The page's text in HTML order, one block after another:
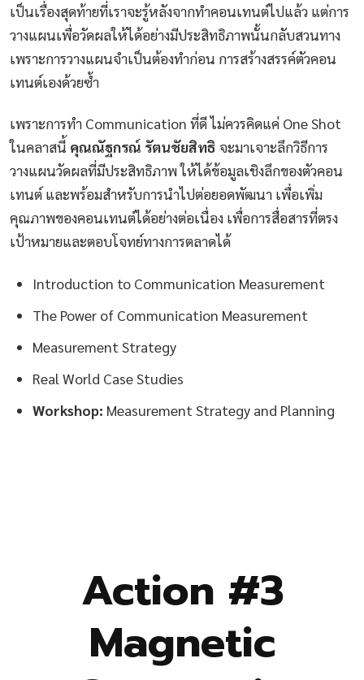
เป็นเรื่องสุดท้ายที่เราจะรู้หลังจากทำคอนเทนต์ไปแล้ว แต่การ
วางแผนเพื่อวัดผลให้ได้อย่างมีประสิทธิภาพนั้นกลับสวนทาง
เพราะการวางแผนจำเป็นต้องทำก่อน การสร้างสรรค์ตัวคอน
เทนต์เองด้วยซ้ำ
เพราะการทำ Communication ที่ดี ไม่ควรคิดแค่ One Shot
ในคลาสนี้ คุณณัฐกรณ์ รัตนชัยสิทธิ จะมาเจาะลึกวิธีการ
วางแผนวัดผลที่มีประสิทธิภาพ ให้ได้ข้อมูลเชิงลึกของตัวคอน
เทนต์ และพร้อมสำหรับการนำไปต่อยอดพัฒนา เพื่อเพิ่ม
คุณภาพของคอนเทนต์ได้อย่างต่อเนื่อง เพื่อการสื่อสารที่ตรง
เป้าหมายและตอบโจทย์ทางการตลาดได้
Introduction to Communication Measurement
The Power of Communication Measurement
Measurement Strategy
Real World Case Studies
Workshop: Measurement Strategy and Planning
Action #3
Magnetic